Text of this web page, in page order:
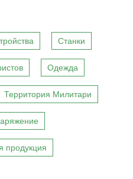
Станки
Одежда
Территория Милитари
продукция